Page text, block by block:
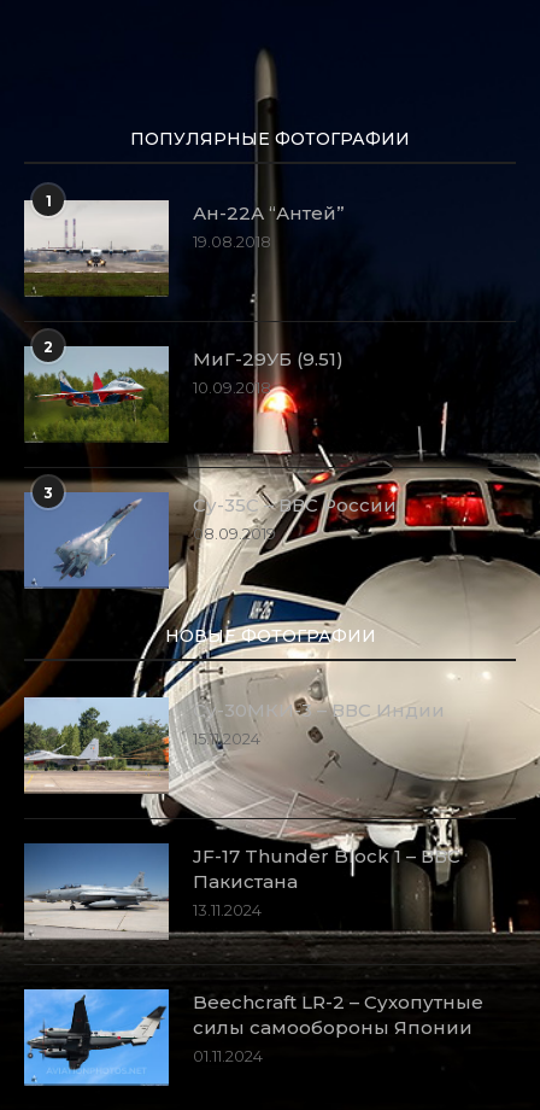
ПОПУЛЯРНЫЕ ФОТОГРАФИИ
1
Ан-22А “Антей”
19.08.2018
2
МиГ-29УБ (9.51)
10.09.2018
3
Су-35С – ВВС России
08.09.2019
НОВЫЕ ФОТОГРАФИИ
Су-30МКИ-3 – ВВС Индии
15.11.2024
JF-17 Thunder Block 1 – ВВС
Пакистана
13.11.2024
Beechcraft LR-2 – Сухопутные
силы самообороны Японии
01.11.2024